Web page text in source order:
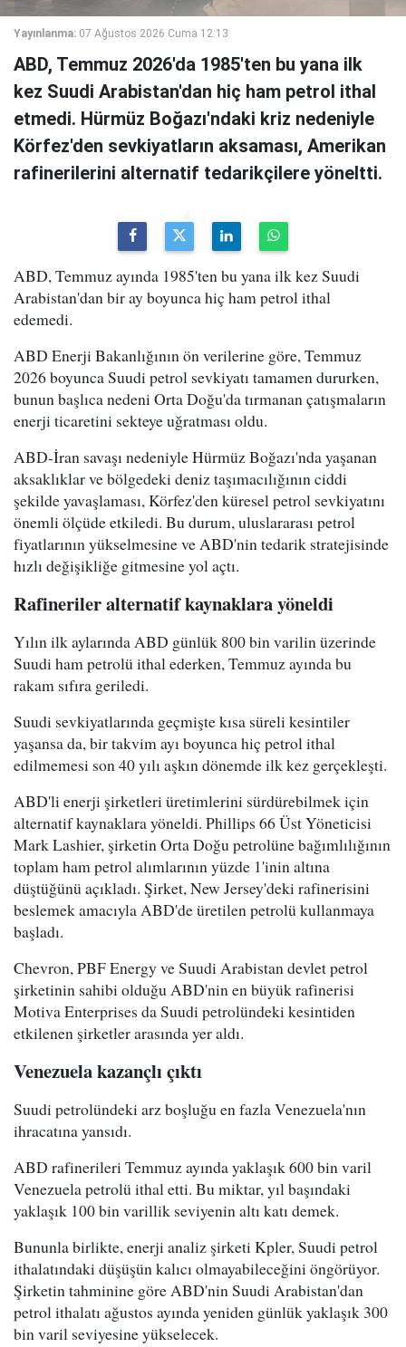
Yayınlanma: 07 Ağustos 2026 Cuma 12:13
ABD, Temmuz 2026'da 1985'ten bu yana ilk
kez Suudi Arabistan'dan hiç ham petrol ithal
etmedi. Hürmüz Boğazı'ndaki kriz nedeniyle
Körfez'den sevkiyatların aksaması, Amerikan
rafinerilerini alternatif tedarikçilere yöneltti.
ABD, Temmuz ayında 1985'ten bu yana ilk kez Suudi
Arabistan'dan bir ay boyunca hiç ham petrol ithal
edemedi.
ABD Enerji Bakanlığının ön verilerine göre, Temmuz
2026 boyunca Suudi petrol sevkiyatı tamamen dururken,
bunun başlıca nedeni Orta Doğu'da tırmanan çatışmaların
enerji ticaretini sekteye uğratması oldu.
ABD-İran savaşı nedeniyle Hürmüz Boğazı'nda yaşanan
aksaklıklar ve bölgedeki deniz taşımacılığının ciddi
şekilde yavaşlaması, Körfez'den küresel petrol sevkiyatını
önemli ölçüde etkiledi. Bu durum, uluslararası petrol
fiyatlarının yükselmesine ve ABD'nin tedarik stratejisinde
hızlı değişikliğe gitmesine yol açtı.
Rafineriler alternatif kaynaklara yöneldi
Yılın ilk aylarında ABD günlük 800 bin varilin üzerinde
Suudi ham petrolü ithal ederken, Temmuz ayında bu
rakam sıfıra geriledi.
Suudi sevkiyatlarında geçmişte kısa süreli kesintiler
yaşansa da, bir takvim ayı boyunca hiç petrol ithal
edilmemesi son 40 yılı aşkın dönemde ilk kez gerçekleşti.
ABD'li enerji şirketleri üretimlerini sürdürebilmek için
alternatif kaynaklara yöneldi. Phillips 66 Üst Yöneticisi
Mark Lashier, şirketin Orta Doğu petrolüne bağımlılığının
toplam ham petrol alımlarının yüzde 1'inin altına
düştüğünü açıkladı. Şirket, New Jersey'deki rafinerisini
beslemek amacıyla ABD'de üretilen petrolü kullanmaya
başladı.
Chevron, PBF Energy ve Suudi Arabistan devlet petrol
şirketinin sahibi olduğu ABD'nin en büyük rafinerisi
Motiva Enterprises da Suudi petrolündeki kesintiden
etkilenen şirketler arasında yer aldı.
Venezuela kazançlı çıktı
Suudi petrolündeki arz boşluğu en fazla Venezuela'nın
ihracatına yansıdı.
ABD rafinerileri Temmuz ayında yaklaşık 600 bin varil
Venezuela petrolü ithal etti. Bu miktar, yıl başındaki
yaklaşık 100 bin varillik seviyenin altı katı demek.
Bununla birlikte, enerji analiz şirketi Kpler, Suudi petrol
ithalatındaki düşüşün kalıcı olmayabileceğini öngörüyor.
Şirketin tahminine göre ABD'nin Suudi Arabistan'dan
petrol ithalatı ağustos ayında yeniden günlük yaklaşık 300
bin varil seviyesine yükselecek.